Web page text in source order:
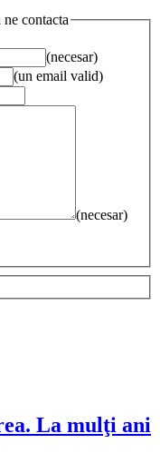
contacta
(necesar)
(un email valid)
(necesar)
La mulţi ani